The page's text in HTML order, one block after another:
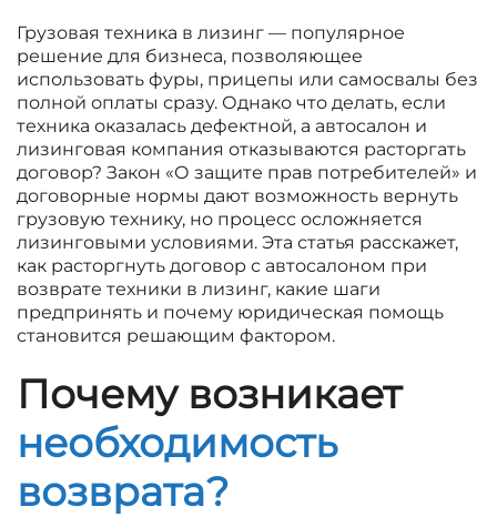
Грузовая техника в лизинг — популярное
решение для бизнеса, позволяющее
использовать фуры, прицепы или самосвалы без
полной оплаты сразу. Однако что делать, если
техника оказалась дефектной, а автосалон и
лизинговая компания отказываются расторгать
договор? Закон «О защите прав потребителей» и
договорные нормы дают возможность вернуть
грузовую технику, но процесс осложняется
лизинговыми условиями. Эта статья расскажет,
как расторгнуть договор с автосалоном при
возврате техники в лизинг, какие шаги
предпринять и почему юридическая помощь
становится решающим фактором.
Почему возникает
необходимость
возврата?